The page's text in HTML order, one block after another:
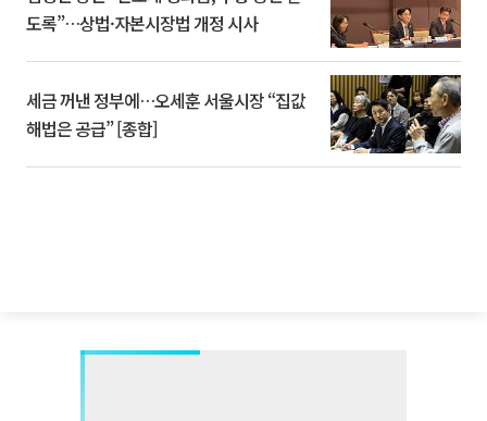
도록”…상법·자본시장법 개정 시사
세금 꺼낸 정부에…오세훈 서울시장 “집값
해법은 공급” [종합]